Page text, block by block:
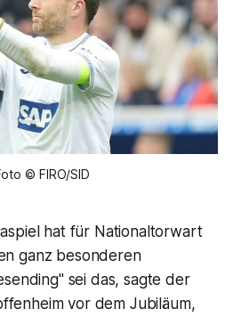
© FIRO/SID
hat für Nationaltorwart
ganz besonderen
sei das, sagte der
vor dem Jubiläum,